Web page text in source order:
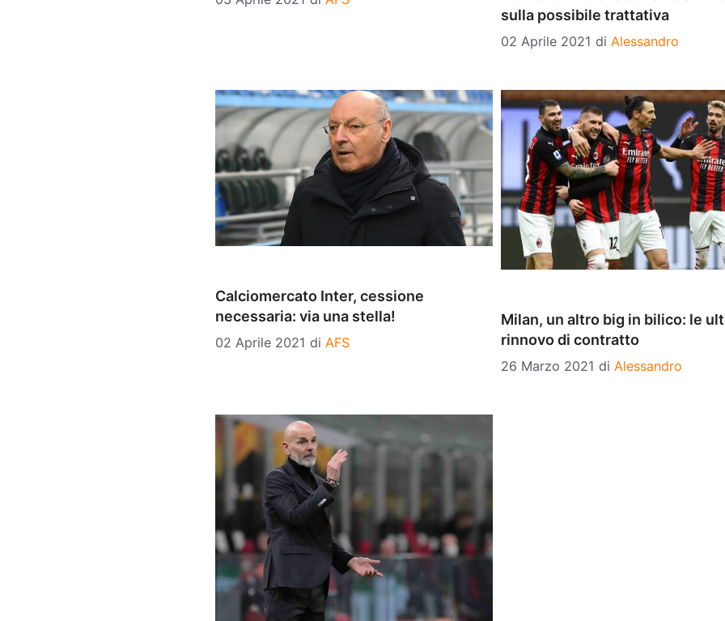
sulla possibile trattativa
02 Aprile 2021 di Alessandro
Calciomercato Inter, cessione
necessaria: via una stella!
02 Aprile 2021 di AFS
Milan, un altro big in bilico: le
rinnovo di contratto
26 Marzo 2021 di Alessandro